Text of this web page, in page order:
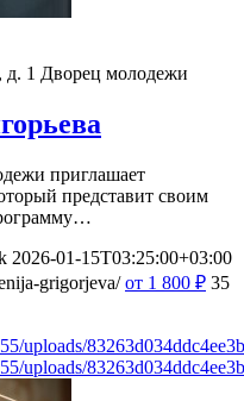
д. 1 Дворец молодежи
приглашает
представит своим
2026-01-15T03:25:00+03:00
grigorjeva/ от 1 800 ₽ 35
uploads/
uploads/